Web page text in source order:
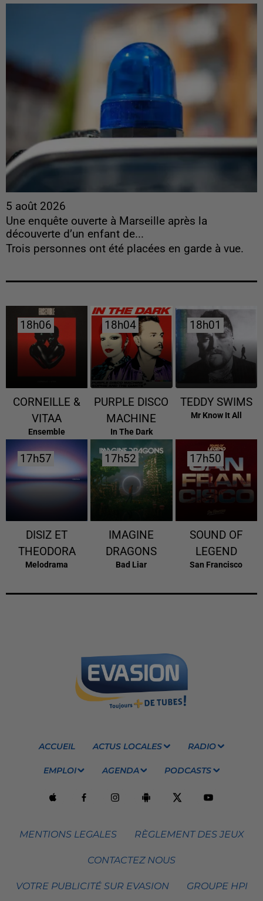
5 août 2026
Une enquête ouverte à Marseille après la
découverte d’un enfant de...
Trois personnes ont été placées en garde à vue.
18h06
18h06
CORNEILLE &
VITAA
Ensemble
18h04
18h04
PURPLE DISCO
MACHINE
In The Dark
18h01
18h01
TEDDY SWIMS
Mr Know It All
17h57
17h57
DISIZ ET
THEODORA
Melodrama
17h52
17h52
IMAGINE
DRAGONS
Bad Liar
17h50
17h50
SOUND OF
LEGEND
San Francisco
ACCUEIL ACTUS LOCALES RADIO
EMPLOI AGENDA PODCASTS
MENTIONS LEGALES RÈGLEMENT DES JEUX
CONTACTEZ NOUS
VOTRE PUBLICITÉ SUR EVASION GROUPE HPI